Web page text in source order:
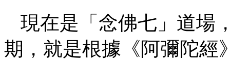
現在是「念佛七」道場
期，就是根據《阿彌陀經